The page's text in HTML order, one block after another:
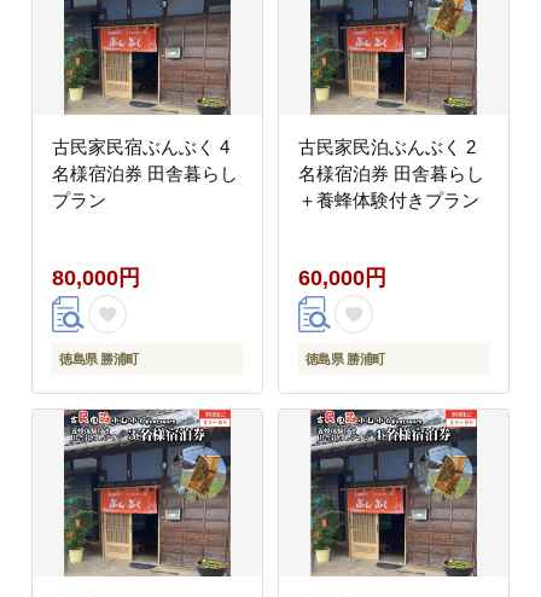
古民家民宿ぶんぶく 4
名様宿泊券 田舎暮らし
プラン
80,000円
徳島県 勝浦町
古民家民泊ぶんぶく 2
名様宿泊券 田舎暮らし
＋養蜂体験付きプラン
60,000円
徳島県 勝浦町